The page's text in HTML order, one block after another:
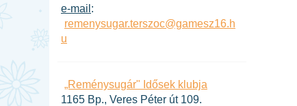
e-mail :
remenysugar.terszoc@gamesz16.h
u
„Reménysugár" Idősek klubja
1165 Bp., Veres Péter út 109.